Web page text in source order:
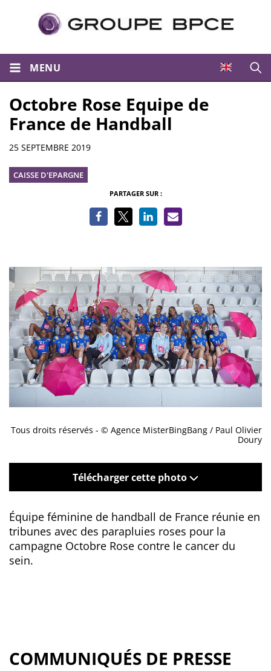
MENU
Octobre Rose Equipe de
France de Handball
Informations
25 SEPTEMBRE 2019
CAISSE D'EPARGNE
PARTAGER SUR :
Tous droits réservés - © Agence MisterBingBang / Paul Olivier
Doury
Télécharger cette photo
Équipe féminine de handball de France réunie en
tribunes avec des parapluies roses pour la
campagne Octobre Rose contre le cancer du
sein.
COMMUNIQUÉS DE PRESSE